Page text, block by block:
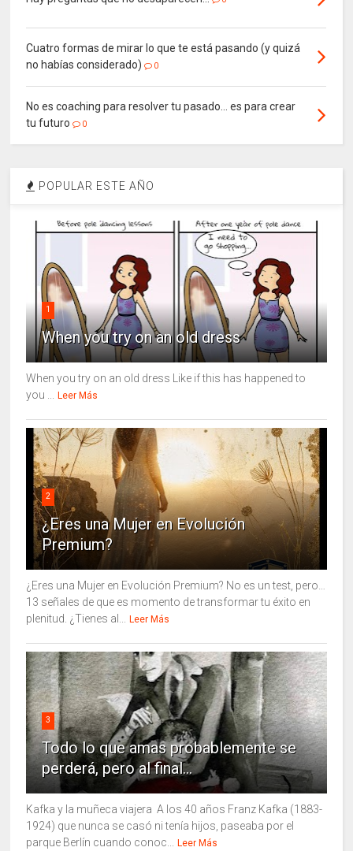
Cuatro formas de mirar lo que te está pasando (y quizá
no habías considerado)
0
No es coaching para resolver tu pasado… es para crear
tu futuro
0
POPULAR ESTE AÑO
1
When you try on an old dress
When you try on an old dress Like if this has happened to
you ... Leer Más
2
¿Eres una Mujer en Evolución
Premium?
¿Eres una Mujer en Evolución Premium? No es un test, pero…
13 señales de que es momento de transformar tu éxito en
plenitud. ¿Tienes al... Leer Más
3
Todo lo que amas probablemente se
perderá, pero al final...
Kafka y la muñeca viajera A los 40 años Franz Kafka (1883-
1924) que nunca se casó ni tenía hijos, paseaba por el
parque Berlín cuando conoc... Leer Más